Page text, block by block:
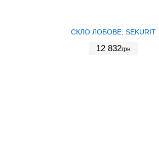
СКЛО ЛОБОВЕ, SEKURIT
12 832грн